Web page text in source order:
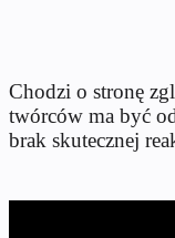
Chodzi o stronę
twórców ma być
brak skutecznej